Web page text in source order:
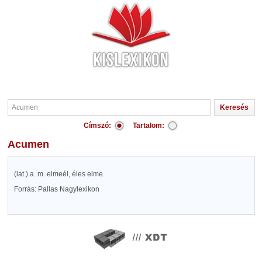
Címszó: Tartalom:
Acumen
(lat.) a. m. elmeél, éles elme.
Forrás: Pallas Nagylexikon